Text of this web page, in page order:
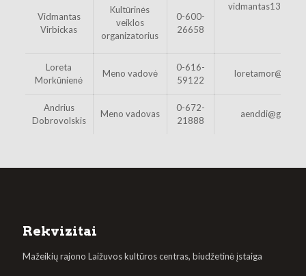
Vidmantas
Virbickas
Kultūrinės
veiklos
organizatorius
0-600-
26658
Loreta
Morkūnienė
Meno vadovė
0-616-
59122
Andrius
Dobrovolskis
Meno vadovas
0-672-
21888
Rekvizitai
Mažeikių rajono Laižuvos kultūros centras, biudžetinė įstaiga